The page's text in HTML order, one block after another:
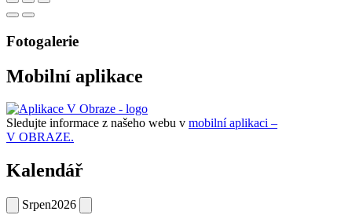
Fotogalerie
Mobilní aplikace
Sledujte informace z našeho webu v mobilní aplikaci –
V OBRAZE.
Kalendář
Srpen2026